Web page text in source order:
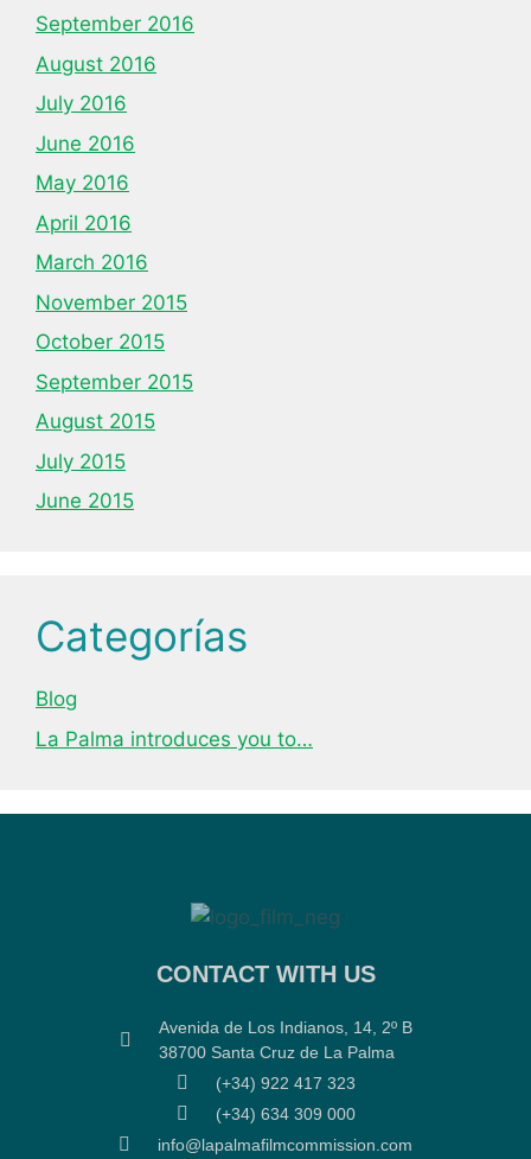
September 2016
August 2016
July 2016
June 2016
May 2016
April 2016
March 2016
November 2015
October 2015
September 2015
August 2015
July 2015
June 2015
Categorías
Blog
La Palma introduces you to…
CONTACT WITH US
Avenida de Los Indianos, 14, 2º B
38700 Santa Cruz de La Palma
(+34) 922 417 323
(+34) 634 309 000
info@lapalmafilmcommission.com